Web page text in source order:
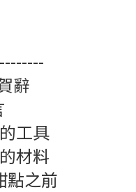
辭
工具
材料
點之前